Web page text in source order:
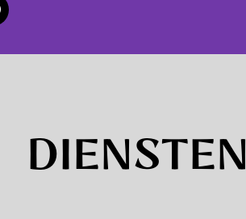
DIENSTEN